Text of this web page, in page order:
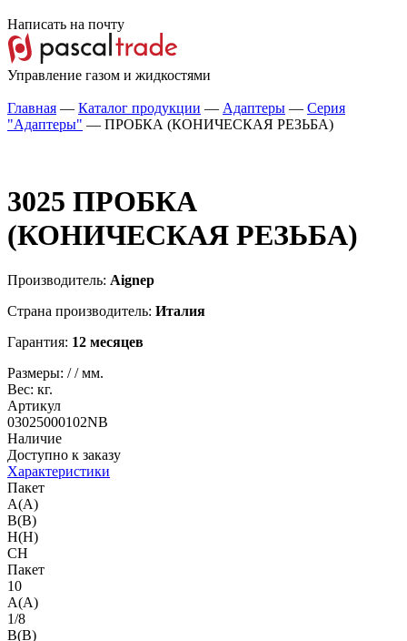
Написать на почту
Управление газом и жидкостями
Главная — Каталог продукции — Адаптеры — Серия
"Адаптеры" — ПРОБКА (КОНИЧЕСКАЯ РЕЗЬБА)
3025 ПРОБКА
(КОНИЧЕСКАЯ РЕЗЬБА)
Производитель: Aignep
Страна производитель: Италия
Гарантия: 12 месяцев
Размеры: //мм.
Вес: кг.
Артикул
03025000102NB
Наличие
Доступно к заказу
Характеристики
Пакет
A(A)
B(B)
H(H)
CH
Пакет
10
A(A)
1/8
B(B)